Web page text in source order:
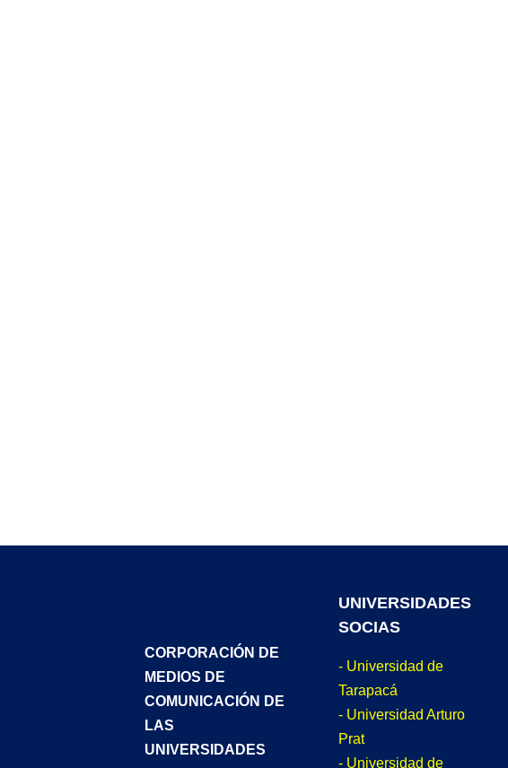
CORPORACIÓN DE
MEDIOS DE
COMUNICACIÓN DE
LAS
UNIVERSIDADES
UNIVERSIDADES
SOCIAS
- Universidad de
Tarapacá
- Universidad Arturo
Prat
- Universidad de